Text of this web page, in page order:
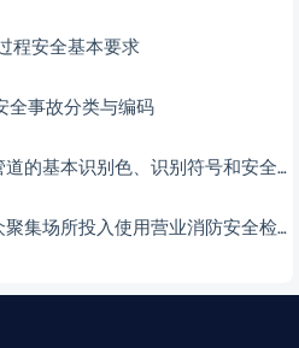
程安全基本要求
全事故分类与编码
GB 7231-2003工业管道的基本识别色、识别符号和安全标识
GB 46034-2025公众聚集场所投入使用营业消防安全检查规则